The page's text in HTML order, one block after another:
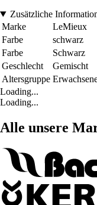
Zusätzliche
Marke
LeMieux
Farbe
schwarz
Farbe
Schwarz
Geschlecht
Gemischt
Altersgruppe
Loading...
Loading...
Alle unsere